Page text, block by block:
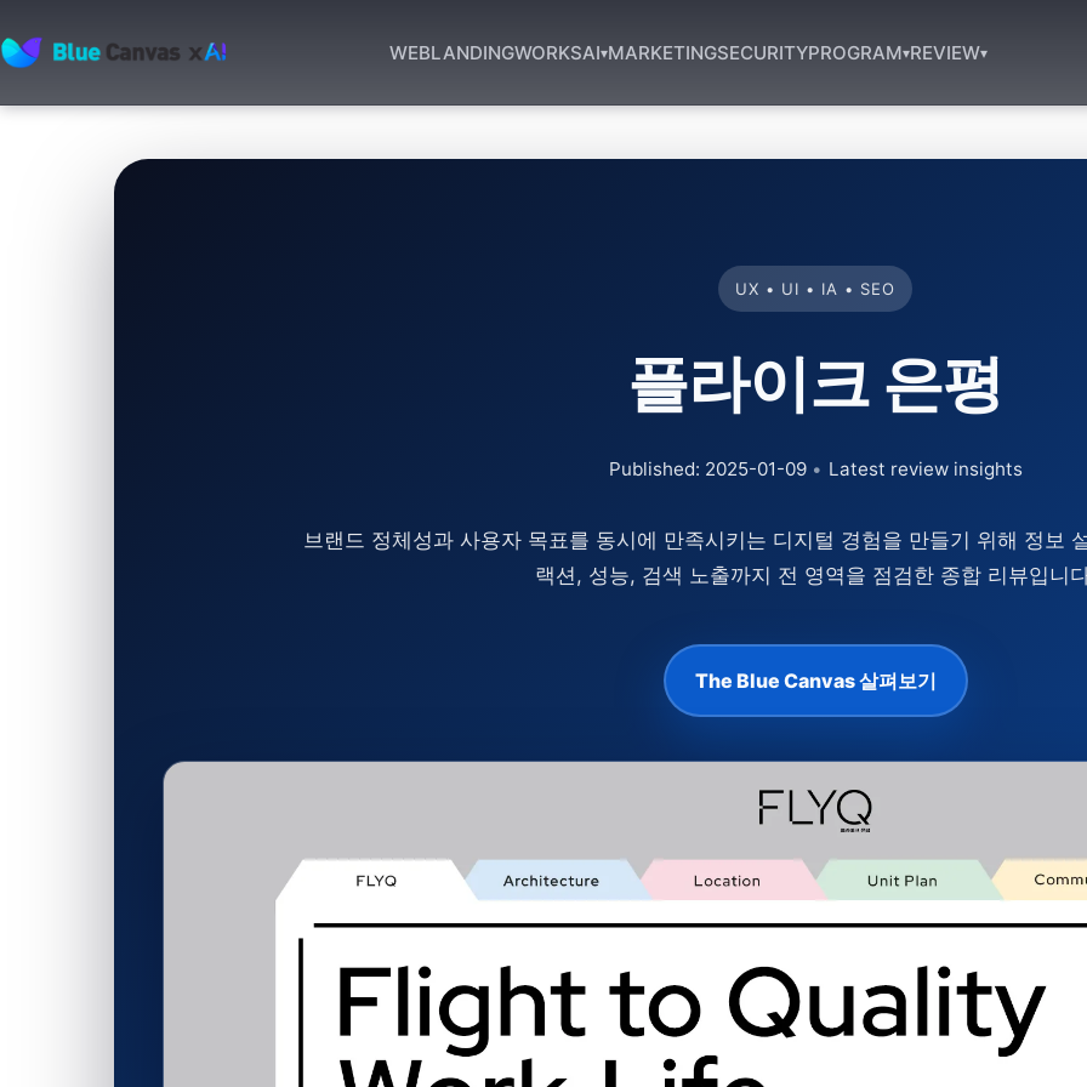
BLUECANVAS
WEBLANDINGWORKSAI▾MARKETINGSECURITYPROGRAM▾REVIEW▾
UX • UI • IA • SEO
플라이크 은평
Published: 2025-01-09 • Latest review insights
브랜드 정체성과 사용자 목표를 동시에 만족시키는 디지털 경험을 만들기 위해 정보
랙션, 성능, 검색 노출까지 전 영역을 점검한 종합 리뷰입니
The Blue Canvas 살펴보기